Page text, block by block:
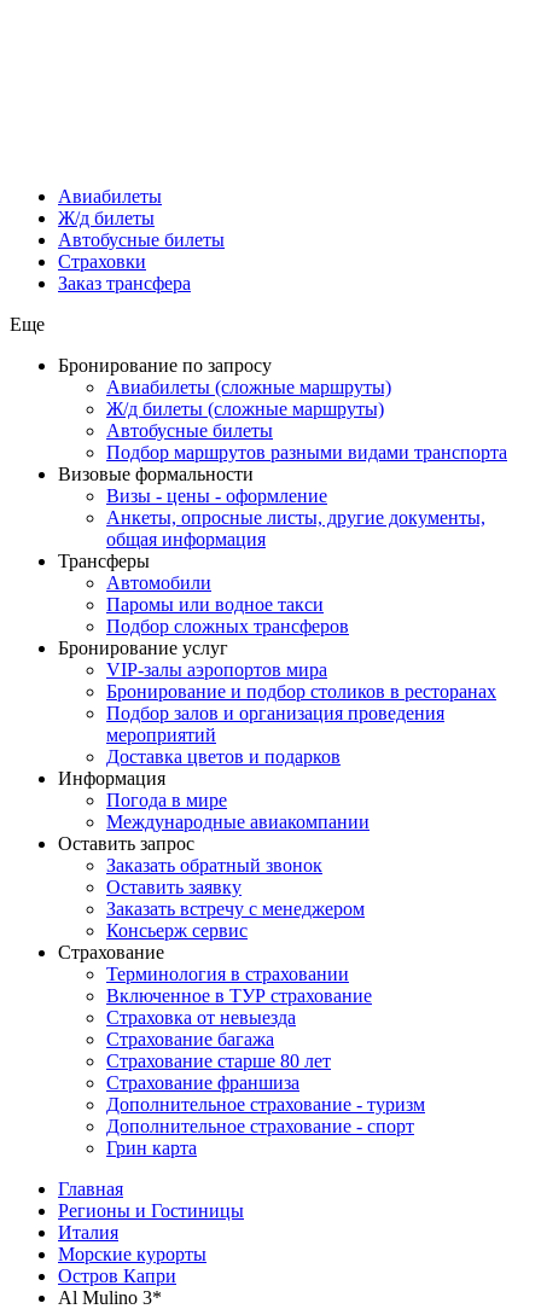
Авиабилеты
Ж/д билеты
Автобусные билеты
Страховки
Заказ трансфера
Еще
Бронирование по запросу
Авиабилеты (сложные маршруты)
Ж/д билеты (сложные маршруты)
Автобусные билеты
Подбор маршрутов разными видами транспорта
Визовые формальности
Визы - цены - оформление
Анкеты, опросные листы, другие документы,
общая информация
Трансферы
Автомобили
Паромы или водное такси
Подбор сложных трансферов
Бронирование услуг
VIP-залы аэропортов мира
Бронирование и подбор столиков в ресторанах
Подбор залов и организация проведения
мероприятий
Доставка цветов и подарков
Информация
Погода в мире
Международные авиакомпании
Оставить запрос
Заказать обратный звонок
Оставить заявку
Заказать встречу с менеджером
Консьерж сервис
Страхование
Терминология в страховании
Включенное в ТУР страхование
Страховка от невыезда
Страхование багажа
Страхование старше 80 лет
Страхование франшиза
Дополнительное страхование - туризм
Дополнительное страхование - спорт
Грин карта
Главная
Регионы и Гостиницы
Италия
Морские курорты
Остров Капри
Al Mulino 3*